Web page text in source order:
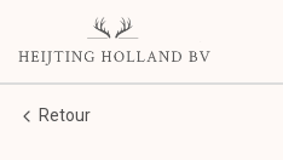
Retour